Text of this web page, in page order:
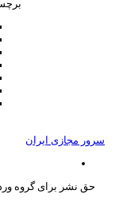
برچسب
سرور مجازی ایران
حق نشر برای گروه